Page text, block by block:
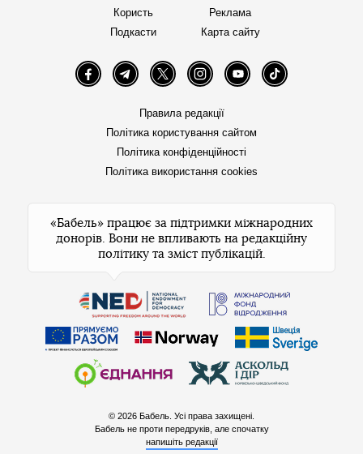
Користь
Подкасти
Реклама
Карта сайту
FacebookTelegramTwitter InstagramYouTube TikTok
Правила редакції
Політика користування сайтом
Політика конфіденційності
Політика використання cookies
«Бабель» працює за підтримки міжнародних
донорів. Вони не впливають на редакційну
політику та зміст публікацій.
© 2026 Бабель. Усі права захищені.
Бабель не проти передруків, але спочатку
напишіть редакції